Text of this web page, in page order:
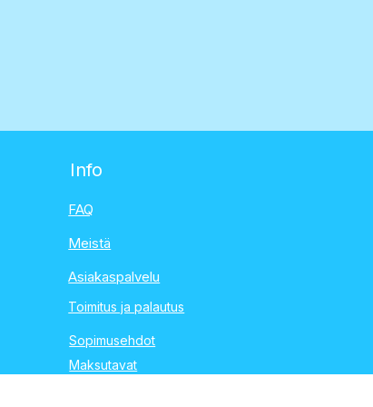
Info
FAQ
Meistä
Asiakaspalvelu
Toimitus ja palautus
Sopimusehdot
Maksutavat